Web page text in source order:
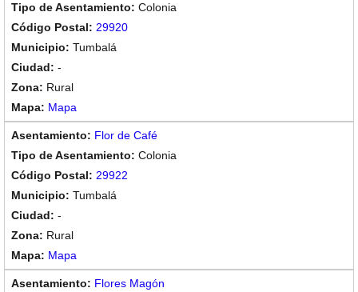
Colonia
29920
Tumbalá
-
Rural
Mapa
Flor de Café
Colonia
29922
Tumbalá
-
Rural
Mapa
Flores Magón